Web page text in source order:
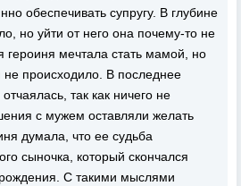
обеспечивать супругу. В глубине
но уйти от него она почему-то не
героиня мечтала стать мамой, но
не происходило. В последнее
так как ничего не
с мужем оставляли желать
думала, что ее судьба
сыночка, который скончался
С такими мыслями